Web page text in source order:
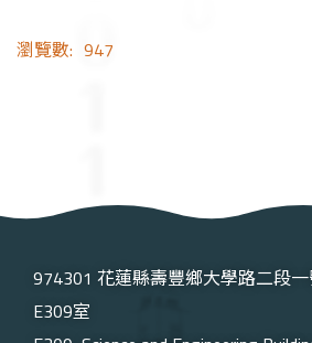
瀏覽數: 947
974301 花蓮縣壽豐鄉大學路二段
E309室